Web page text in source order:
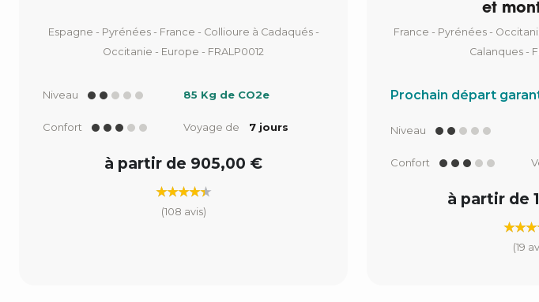
Espagne - Pyrénées - France - Collioure à Cadaqués -
Occitanie - Europe - FRALP0012
Niveau 85 Kg de CO2e
Confort Voyage de 7 jours
à partir de 905,00 €
(108 avis)
et
France - Pyrénées -
Calanques -
Prochain départ
Niveau
Confort
à partir de
(19